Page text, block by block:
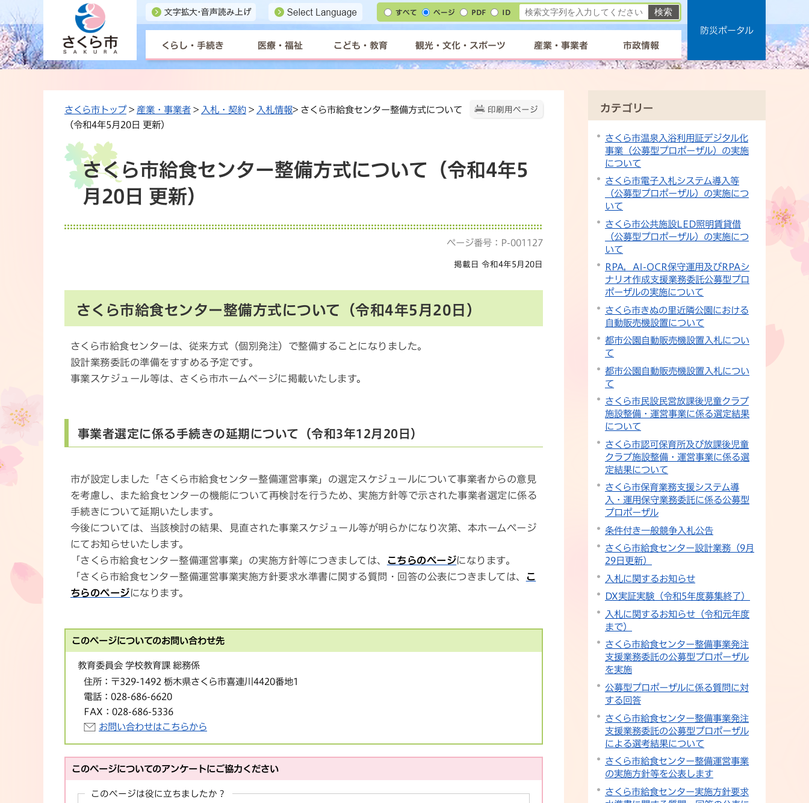
すべて ページ PDF ID
くらし・手続き 医療・福祉 こども・教育 観光・文化・スポーツ 産業・事業者 市政情報
防災ポータル
印刷用ページ
さくら市トップ> 産業・事業者 > 入札・契約 > 入札情報> さくら市給食センター整備方式について
（令和4年5月20日 更新）
さくら市給食センター整備方式について（令和4年5
月20日 更新）
ページ番号：P-001127
掲載日 令和4年5月20日
さくら市給食センター整備方式について（令和4年5月20日）
さくら市給食センターは、従来方式（個別発注）で整備することになりました。
設計業務委託の準備をすすめる予定です。
事業スケジュール等は、さくら市ホームページに掲載いたします。
事業者選定に係る手続きの延期について（令和3年12月20日）
市が設定しました「さくら市給食センター整備運営事業」の選定スケジュールについて事業者からの意見
を考慮し、また給食センターの機能について再検討を行うため、実施方針等で示された事業者選定に係る
手続きについて延期いたします。
今後については、当該検討の結果、見直された事業スケジュール等が明らかになり次第、本ホームページ
にてお知らせいたします。
「さくら市給食センター整備運営事業」の実施方針等につきましては、 こちらのページになります。
「さくら市給食センター整備運営事業実施方針要求水準書に関する質問・回答の公表につきましては、 こ
ちらのページになります。
このページについてのお問い合わせ先
教育委員会 学校教育課 総務係
住所： 〒329-1492 栃木県さくら市喜連川4420番地1
電話： 028-686-6620
FAX： 028-686-5336
お問い合わせはこちらから
このページについてのアンケートにご協力ください
このページは役に立ちましたか？
カテゴリー
さくら市温泉入浴利用証デジタル化
事業（公募型プロポーザル）の実施
について
さくら市電子入札システム導入等
（公募型プロポーザル）の実施につ
いて
さくら市公共施設LED照明賃貸借
（公募型プロポーザル）の実施につ
いて
RPA，AI-OCR保守運用及びRPAシ
ナリオ作成支援業務委託公募型プロ
ポーザルの実施について
さくら市きぬの里近隣公園における
自動販売機設置について
都市公園自動販売機設置入札につい
て
都市公園自動販売機設置入札につい
て
さくら市民設民営放課後児童クラブ
施設整備・運営事業に係る選定結果
について
さくら市認可保育所及び放課後児童
クラブ施設整備・運営事業に係る選
定結果について
さくら市保育業務支援システム導
入・運用保守業務委託に係る公募型
プロポーザル
条件付き一般競争入札公告
さくら市給食センター設計業務（9月
29日更新）
入札に関するお知らせ
DX実証実験（令和5年度募集終了）
入札に関するお知らせ（令和元年度
まで）
さくら市給食センター整備事業発注
支援業務委託の公募型プロポーザル
を実施
公募型プロポーザルに係る質問に対
する回答
さくら市給食センター整備事業発注
支援業務委託の公募型プロポーザル
による選考結果について
さくら市給食センター整備運営事業
の実施方針等を公表します
さくら市給食センター実施方針要求